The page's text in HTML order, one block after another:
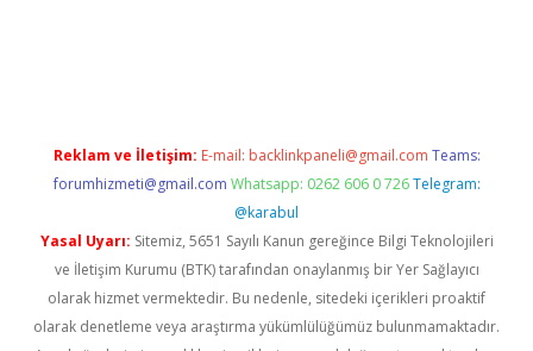
Reklam ve İletişim: E-mail: backlinkpaneli@gmail.com Teams:
forumhizmeti@gmail.com Whatsapp: 0262 606 0 726 Telegram:
@karabul
Yasal Uyarı: Sitemiz, 5651 Sayılı Kanun gereğince Bilgi Teknolojileri
ve İletişim Kurumu (BTK) tarafından onaylanmış bir Yer Sağlayıcı
olarak hizmet vermektedir. Bu nedenle, sitedeki içerikleri proaktif
olarak denetleme veya araştırma yükümlülüğümüz bulunmamaktadır.